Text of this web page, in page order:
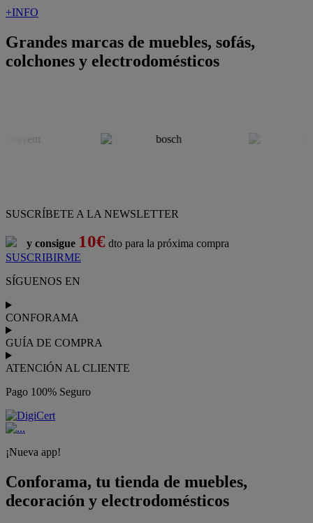
+INFO
Grandes marcas de muebles, sofás,
colchones y electrodomésticos
SUSCRÍBETE A LA NEWSLETTER
y consigue 10€ dto para la próxima compra
SUSCRIBIRME
SÍGUENOS EN
CONFORAMA
GUÍA DE COMPRA
ATENCIÓN AL CLIENTE
Pago 100% Seguro
¡Nueva app!
Conforama, tu tienda de muebles,
decoración y electrodomésticos